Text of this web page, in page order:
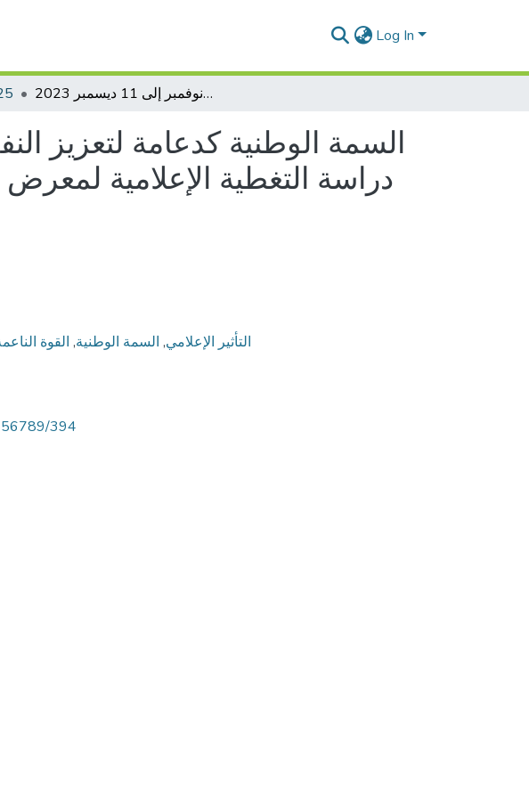
Log In
السمة الوطنية كدعامة لتعزيز النفوذ الدبلوماسي لدولة الإمارات العربية المتحدة : دراسة التغطية الإعلامية لمعرض إكسبو 2020 في الفترة الممتدة بين 30 نوفمبر إلى 11 ديسمبر 2023
السمة الوطنية كدعامة لتعزيز
التأثير الإعلامي, السمة الوطنية, القوة
394